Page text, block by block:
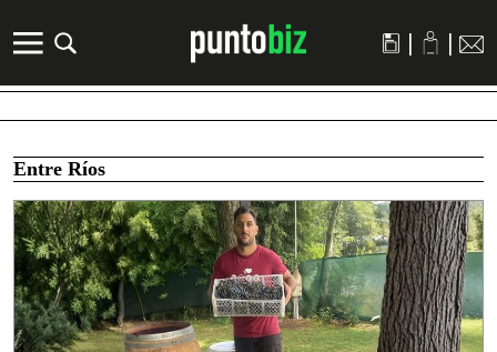
| |
Entre Ríos